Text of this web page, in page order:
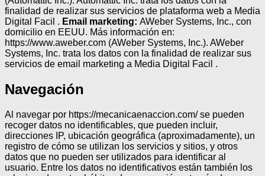
finalidad de realizar sus servicios de plataforma web a Media
Digital Facil . Email marketing: AWeber Systems, Inc., con
domicilio en EEUU. Más información en:
https://www.aweber.com (AWeber Systems, Inc.). AWeber
Systems, Inc. trata los datos con la finalidad de realizar sus
servicios de email marketing a Media Digital Facil .
Navegación
Al navegar por https://mecanicaenaccion.com/ se pueden
recoger datos no identificables, que pueden incluir,
direcciones IP, ubicación geográfica (aproximadamente), un
registro de cómo se utilizan los servicios y sitios, y otros
datos que no pueden ser utilizados para identificar al
usuario. Entre los datos no identificativos están también los